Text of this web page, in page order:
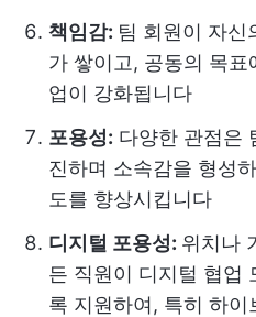
책임감: 팀 회원이 자신
가 쌓이고, 공동의 목
업이 강화됩니다
포용성: 다양한 관점은
진하며 소속감을 형성
도를 향상시킵니다
디지털 포용성: 위치나
든 직원이 디지털 협업
록 지원하여, 특히 하이